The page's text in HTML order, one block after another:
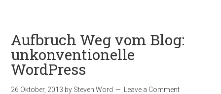
Aufbruch Weg vom Blog:
unkonventionelle
WordPress
26 Oktober, 2013 by Steven Word Leave a Comment